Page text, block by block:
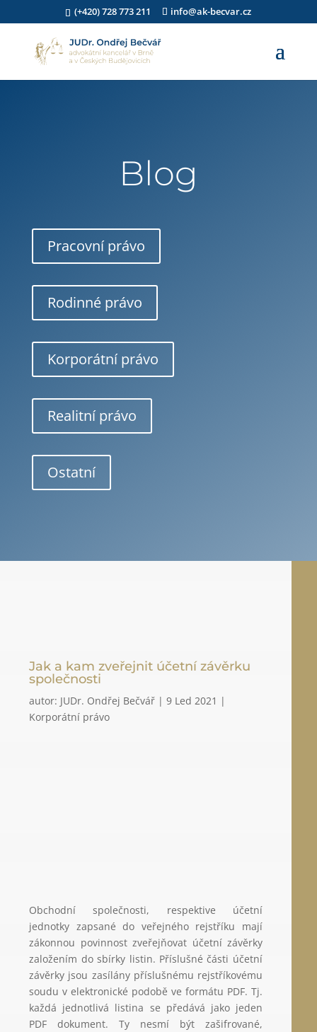
(+420) 728 773 211 info@ak-becvar.cz
Blog
Pracovní právo
Rodinné právo
Korporátní právo
Realitní právo
Ostatní
Jak a kam zveřejnit účetní závěrku
společnosti
autor: JUDr. Ondřej Bečvář |9 Led 2021 |
Korporátní právo
Obchodní společnosti, respektive účetní
jednotky zapsané do veřejného rejstříku mají
zákonnou povinnost zveřejňovat účetní závěrky
založením do sbírky listin. Příslušné části účetní
závěrky jsou zasílány příslušnému rejstříkovému
soudu v elektronické podobě ve formátu PDF. Tj.
každá jednotlivá listina se předává jako jeden
PDF dokument. Ty nesmí být zašifrované,